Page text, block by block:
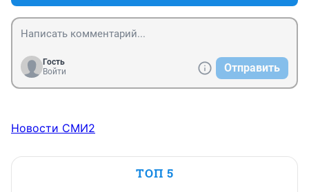
Гость
Войти
Отправить
Новости СМИ2
ТОП 5